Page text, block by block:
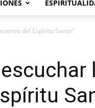
del Espíritu Santo?